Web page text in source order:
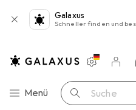
Galaxus
Schneller finden und
Navigation nach Kategorien
Menü Suche
Merklisten
Warenkorb